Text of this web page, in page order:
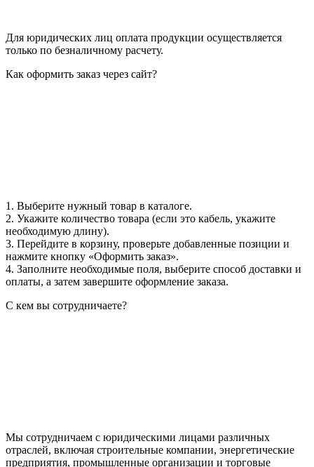
Для юридических лиц оплата продукции осуществляется
только по безналичному расчету.
Как оформить заказ через сайт?
1. Выберите нужный товар в каталоге.
2. Укажите количество товара (если это кабель, укажите
необходимую длину).
3. Перейдите в корзину, проверьте добавленные позиции и
нажмите кнопку «Оформить заказ».
4. Заполните необходимые поля, выберите способ доставки и
оплаты, а затем завершите оформление заказа.
С кем вы сотрудничаете?
Мы сотрудничаем с юридическими лицами различных
отраслей, включая строительные компании, энергетические
предприятия, промышленные организации и торговые